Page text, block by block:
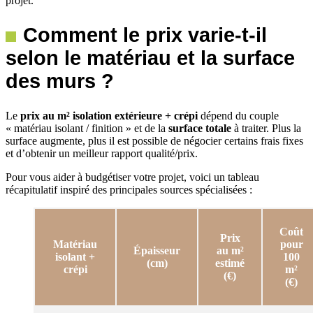
Comment le prix varie-t-il
selon le matériau et la surface
des murs ?
Le prix au m² isolation extérieure + crépi dépend du couple
« matériau isolant / finition » et de la surface totale à traiter. Plus la
surface augmente, plus il est possible de négocier certains frais fixes
et d’obtenir un meilleur rapport qualité/prix.
Pour vous aider à budgétiser votre projet, voici un tableau
récapitulatif inspiré des principales sources spécialisées :
Matériau
isolant +
crépi
Épaisseur
(cm)
Prix
au m²
estimé
(€)
Coût
pour
100
m²
(€)